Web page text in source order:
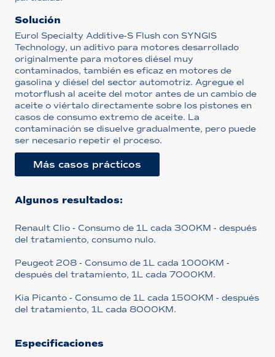
Solución
Eurol Specialty Additive-S Flush con SYNGIS
Technology, un aditivo para motores desarrollado
originalmente para motores diésel muy
contaminados, también es eficaz en motores de
gasolina y diésel del sector automotriz. Agregue el
motorflush al aceite del motor antes de un cambio de
aceite o viértalo directamente sobre los pistones en
casos de consumo extremo de aceite. La
contaminación se disuelve gradualmente, pero puede
ser necesario repetir el proceso.
Más casos prácticos
Algunos resultados:
Renault Clio - Consumo de 1L cada 300KM - después
del tratamiento, consumo nulo.
Peugeot 208 - Consumo de 1L cada 1000KM -
después del tratamiento, 1L cada 7000KM.
Kia Picanto - Consumo de 1L cada 1500KM - después
del tratamiento, 1L cada 8000KM.
Especificaciones